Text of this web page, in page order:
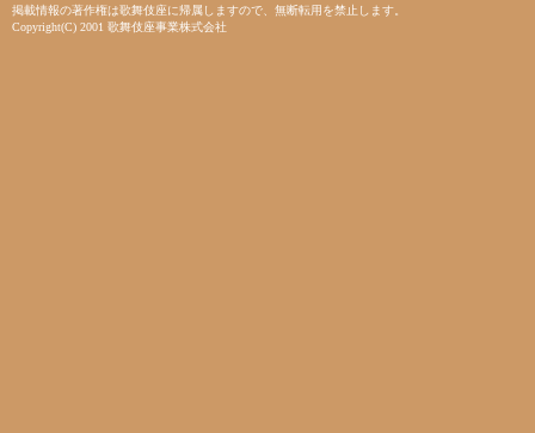
掲載情報の著作権は歌舞伎座に帰属しますので、無断転用を禁止します。
Copyright(C) 2001 歌舞伎座事業株式会社